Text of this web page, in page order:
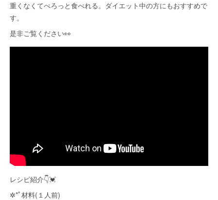
重くなくてぺろっと食べれる。ダイエット中の方にもおすすめで
す。
是非ご覧ください👀
レシピ紹介👇💓
✲*ﾟ材料(１人前)